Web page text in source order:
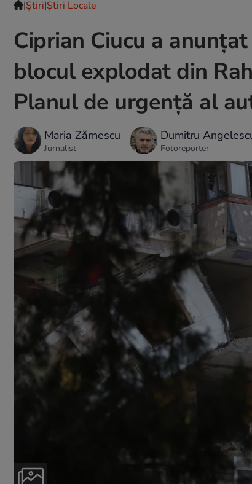
|Ştiri|Știri Locale
Ciprian Ciucu a
blocul explodat din
Planul de urgență al
Maria Zărnescu
Jurnalist
Dumitru
Fotoreporter